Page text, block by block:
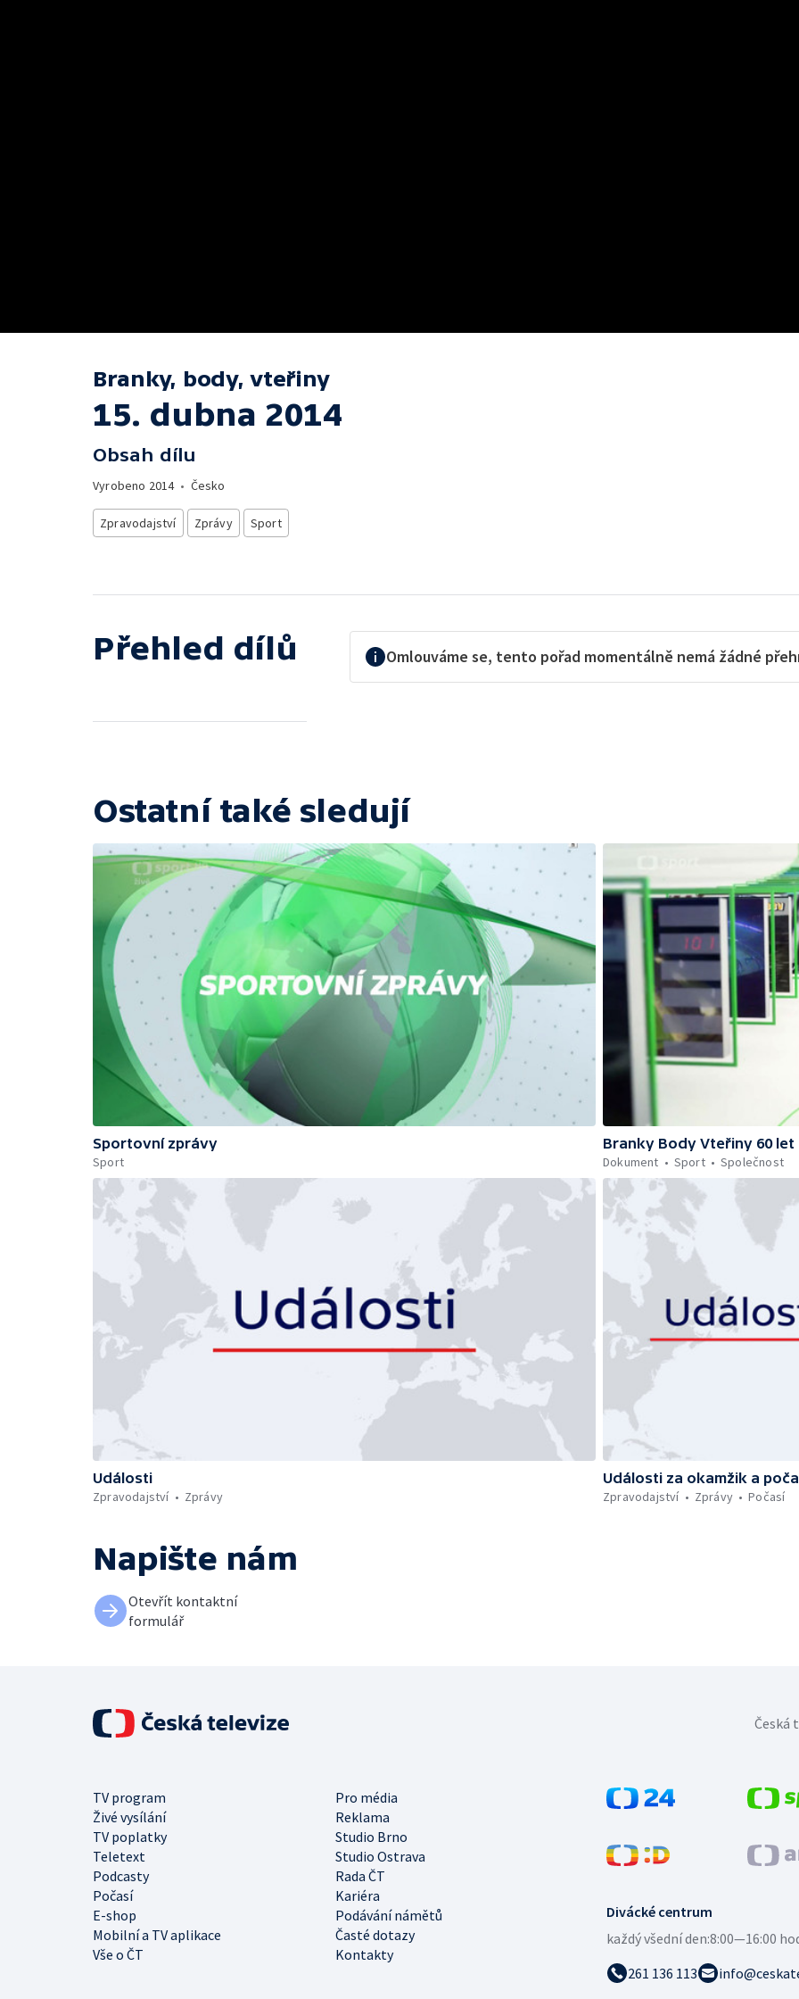
Branky, body, vteřiny
15. dubna 2014
Obsah dílu
Vyrobeno 2014• Česko
Zpravodajství Zprávy Sport
Přehled dílů Omlouváme se, tento pořad momentálně nemá žádné
Ostatní také sledují
Sportovní zprávy
Sport
Branky Body Vteřiny 60 let
Dokument
Sport Společnost
Události
Zpravodajství
Zprávy
Události za okamžik a
Zpravodajství
Zprávy Počasí
Napište nám
Otevřít kontaktní
formulář
Divácké centrum
každý všední den:8:00—16:00
261 136 113
TV program
Pro média
Živé vysílání
Reklama
TV poplatky
Studio Brno
Teletext
Studio Ostrava
Podcasty
Rada ČT
Počasí
Kariéra
E-shop
Podávání námětů
Mobilní a TV aplikace
Časté dotazy
Vše o ČT
Kontakty
Česká